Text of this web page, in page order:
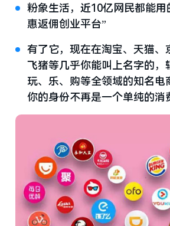
粉象生活，近10亿网民都能用
惠返佣创业平台”
有了它，现在在淘宝、天猫、
飞猪等几乎你能叫上名字的，
玩、乐、购等全领域的知名电
你的身份不再是一个单纯的消